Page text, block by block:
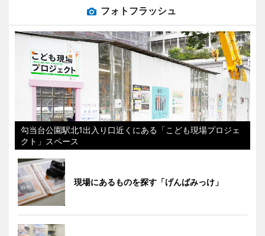
フォトフラッシュ
勾当台公園駅北1出入り口近くにある「こども現場プロジェ
クト」スペース
現場にあるものを探す「げんばみっけ」